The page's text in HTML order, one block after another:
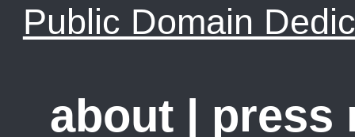
Public Domain
about | press